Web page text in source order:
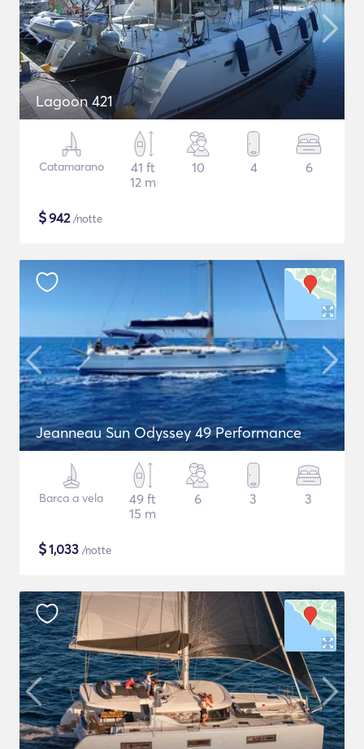
Lagoon 421
Catamarano
41 ft
12 m
10 4 6
$942/notte
Jeanneau Sun Odyssey 49 Performance
Barca a vela
49 ft
15 m
6 3 3
$1,033 /notte